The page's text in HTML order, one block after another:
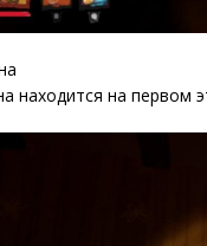
находится на первом